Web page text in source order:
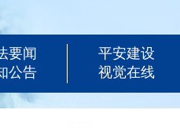
要闻
公告
平安建设
视觉在线